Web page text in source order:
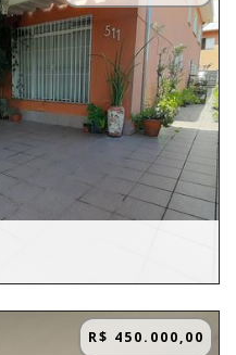
R$ 450.000,00